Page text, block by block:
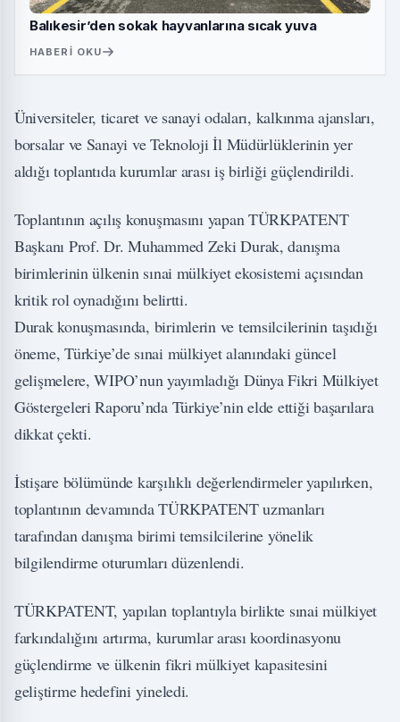
Balıkesir’den sokak hayvanlarına sıcak yuva
HABERI OKU
Üniversiteler, ticaret ve sanayi odaları, kalkınma ajansları,
borsalar ve Sanayi ve Teknoloji İl Müdürlüklerinin yer
aldığı toplantıda kurumlar arası iş birliği güçlendirildi.
Toplantının açılış konuşmasını yapan TÜRKPATENT
Başkanı Prof. Dr. Muhammed Zeki Durak, danışma
birimlerinin ülkenin sınai mülkiyet ekosistemi açısından
kritik rol oynadığını belirtti.
Durak konuşmasında, birimlerin ve temsilcilerinin taşıdığı
öneme, Türkiye’de sınai mülkiyet alanındaki güncel
gelişmelere, WIPO’nun yayımladığı Dünya Fikri Mülkiyet
Göstergeleri Raporu’nda Türkiye’nin elde ettiği başarılara
dikkat çekti.
İstişare bölümünde karşılıklı değerlendirmeler yapılırken,
toplantının devamında TÜRKPATENT uzmanları
tarafından danışma birimi temsilcilerine yönelik
bilgilendirme oturumları düzenlendi.
TÜRKPATENT, yapılan toplantıyla birlikte sınai mülkiyet
farkındalığını artırma, kurumlar arası koordinasyonu
güçlendirme ve ülkenin fikri mülkiyet kapasitesini
geliştirme hedefini yineledi.